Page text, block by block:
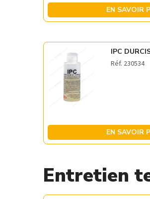
EN SAVOIR
IPC
Réf. 230534
EN SAVOIR
Entretien